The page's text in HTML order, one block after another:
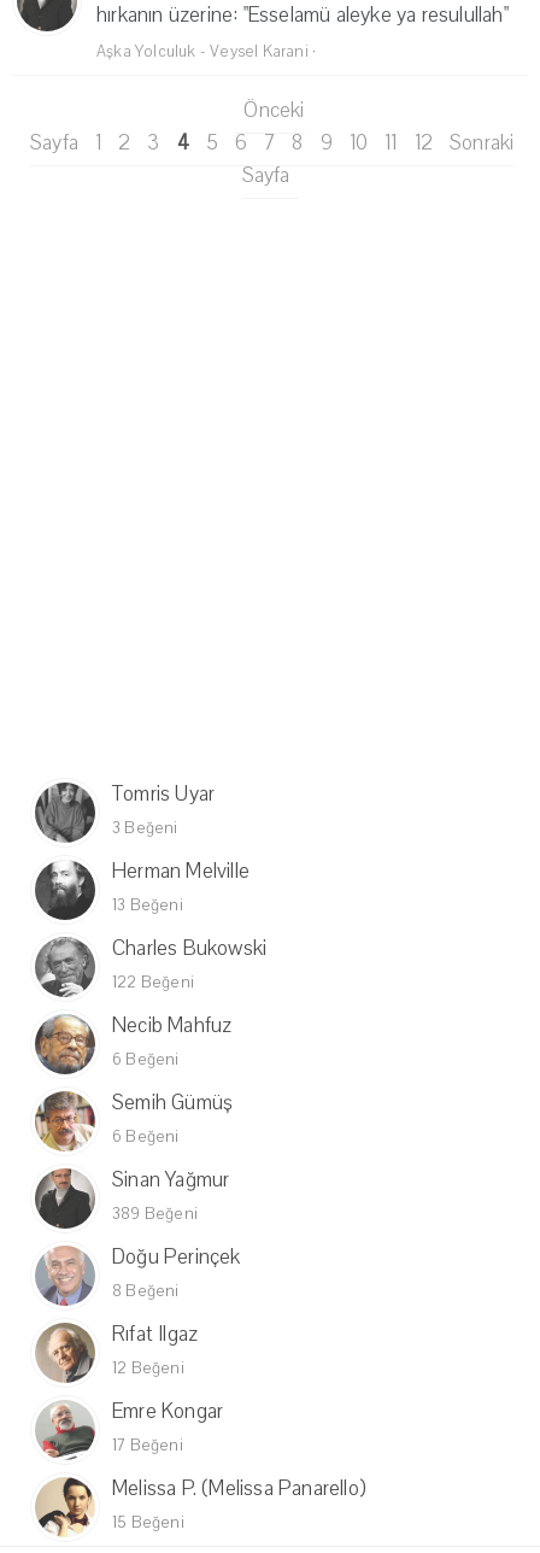
hırkanın üzerine: "Esselamü aleyke ya resulullah"
Aşka Yolculuk - Veysel Karani ·
Önceki
Sayfa
1 2 3 4 5 6 7 8 9 10 11 12
Sonraki
Sayfa
Tomris Uyar
3 Beğeni
Herman Melville
13 Beğeni
Charles Bukowski
122 Beğeni
Necib Mahfuz
6 Beğeni
Semih Gümüş
6 Beğeni
Sinan Yağmur
389 Beğeni
Doğu Perinçek
8 Beğeni
Rıfat Ilgaz
12 Beğeni
Emre Kongar
17 Beğeni
Melissa P. (Melissa Panarello)
15 Beğeni